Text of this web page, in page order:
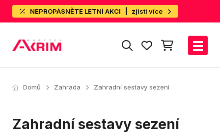
NEPROPÁSNĚTE LETNÍ AKCI zjisti více
Domů Zahrada Zahradní sestavy sezení
Zahradní sestavy sezení